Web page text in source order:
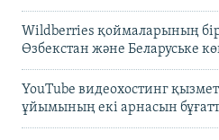
Wildberries қоймаларының бір
Өзбекстан және Беларуське
YouTube видеохостинг
ұйымының екі арнасын